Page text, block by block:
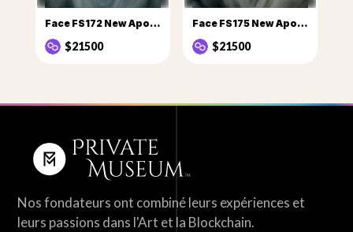
Face FS172 New Apostles series Sophia
$21500
Face FS175 New Apostles series Amy
$21500
Nos fondateurs ont combiné leurs expériences et
leurs passions dans l'Art et la Blockchain.